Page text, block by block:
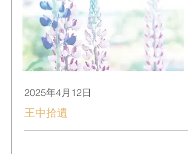
2025年4月12日
王中拾遺